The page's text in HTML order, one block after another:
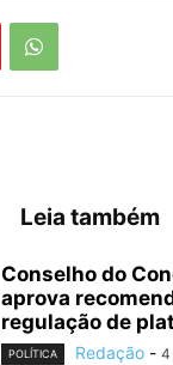
Leia também
Conselho do
aprova
regulação de
POLÍTICA Redação - 4